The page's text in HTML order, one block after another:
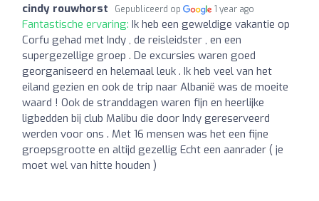
cindy rouwhorst Gepubliceerd op 1 year ago
Fantastische ervaring: Ik heb een geweldige vakantie op
Corfu gehad met Indy , de reisleidster , en een
supergezellige groep . De excursies waren goed
georganiseerd en helemaal leuk . Ik heb veel van het
eiland gezien en ook de trip naar Albanië was de moeite
waard ! Ook de stranddagen waren fijn en heerlijke
ligbedden bij club Malibu die door Indy gereserveerd
werden voor ons . Met 16 mensen was het een fijne
groepsgrootte en altijd gezellig Echt een aanrader ( je
moet wel van hitte houden )